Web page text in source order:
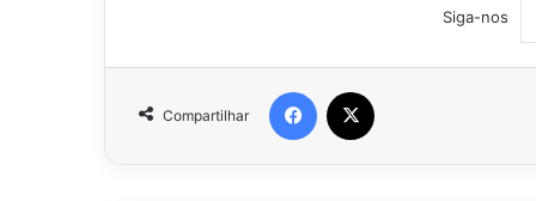
Siga-nos
Compartilhar